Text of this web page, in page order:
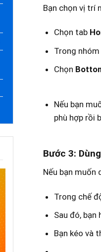
Bạn chọn vị trí
Chọn tab
Trong nhóm
Chọn
Nếu bạn
phù hợp rồi
Bước 3:
Nếu bạn muốn
Trong chế
Sau đó, bạn
Bạn kéo và